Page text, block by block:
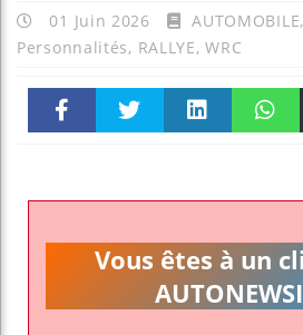
01 Juin 2026 AUTOMOBILE,
Personnalités, RALLYE,WRC
k pt
Vous êtes à un